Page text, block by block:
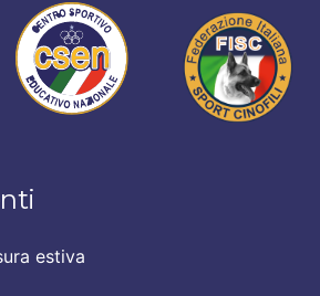
estiva